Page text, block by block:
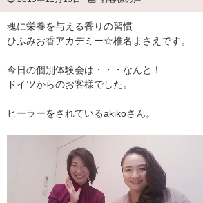
魂に栄養を与える香りの習慣
ひふみお香アカデミー☆椎名まさえです。
今日の個別体験会は・・・なんと！
ドイツからのお客様でした。
ヒーラーをされているakikoさん。